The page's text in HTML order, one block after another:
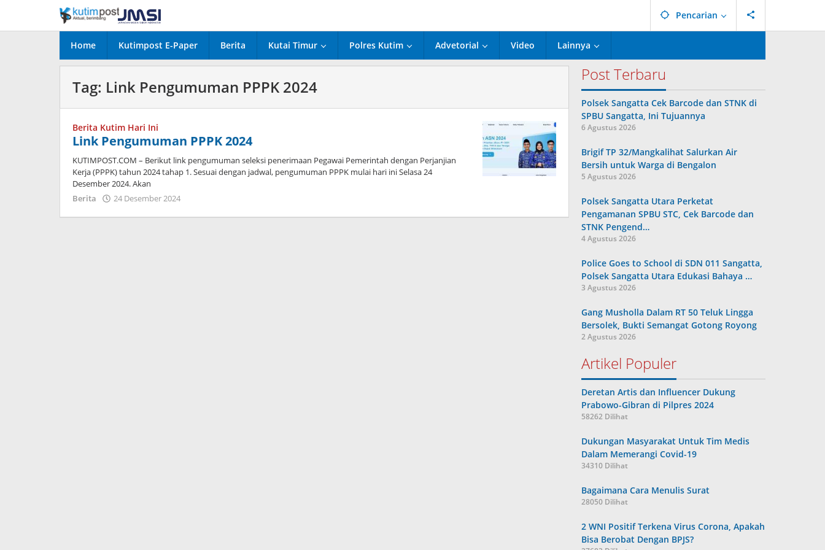
konten
Pencarian
Home Kutimpost E-Paper Berita Kutai Timur Polres Kutim Advetorial Video Lainnya
Tag: Link Pengumuman PPPK 2024
Berita Kutim Hari Ini
Link Pengumuman PPPK 2024
KUTIMPOST.COM – Berikut link pengumuman seleksi penerimaan Pegawai Pemerintah dengan Perjanjian
Kerja (PPPK) tahun 2024 tahap 1. Sesuai dengan jadwal, pengumuman PPPK mulai hari ini Selasa 24
Desember 2024. Akan
Berita
24 Desember 2024
Post Terbaru
Polsek Sangatta Cek Barcode dan STNK di
SPBU Sangatta, Ini Tujuannya
6 Agustus 2026
Brigif TP 32/Mangkalihat Salurkan Air
Bersih untuk Warga di Bengalon
5 Agustus 2026
Polsek Sangatta Utara Perketat
Pengamanan SPBU STC, Cek Barcode dan
STNK Pengend…
4 Agustus 2026
Police Goes to School di SDN 011 Sangatta,
Polsek Sangatta Utara Edukasi Bahaya …
3 Agustus 2026
Gang Musholla Dalam RT 50 Teluk Lingga
Bersolek, Bukti Semangat Gotong Royong
2 Agustus 2026
Artikel Populer
Deretan Artis dan Influencer Dukung
Prabowo-Gibran di Pilpres 2024
58262 Dilihat
Dukungan Masyarakat Untuk Tim Medis
Dalam Memerangi Covid-19
34310 Dilihat
Bagaimana Cara Menulis Surat
28050 Dilihat
2 WNI Positif Terkena Virus Corona, Apakah
Bisa Berobat Dengan BPJS?